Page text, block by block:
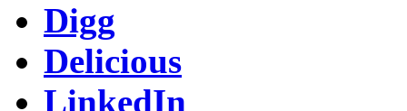
Digg
Delicious
LinkedIn